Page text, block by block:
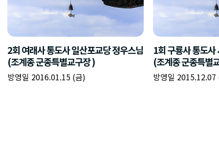
2회 여래사 통도사 일산포교당 정우스님
(조계종 군종특별교구장 )
방영일 2016.01.15 (금)
1회 구룡사 통도
(조계종 군종특별
방영일 2015.12.07